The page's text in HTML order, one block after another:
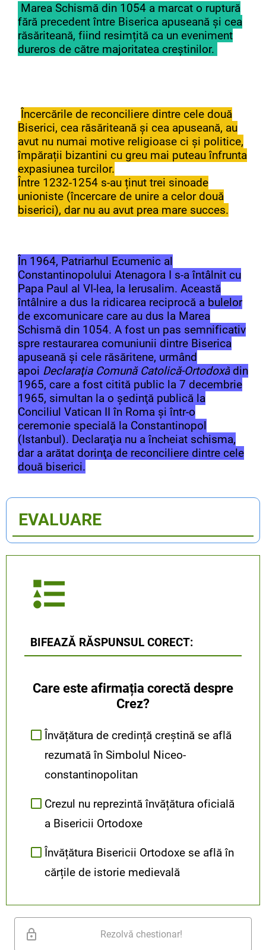
Marea Schismă din 1054 a marcat o ruptură
fără precedent între Biserica apuseană și cea
răsăriteană, fiind resimțită ca un eveniment
dureros de către majoritatea creștinilor.
Încercările de reconciliere dintre cele două
Biserici, cea răsăriteană și cea apuseană, au
avut nu numai motive religioase ci și politice,
împărații bizantini cu greu mai puteau înfrunta
expasiunea turcilor.
Între 1232-1254 s-au ținut trei sinoade
unioniste (încercare de unire a celor două
biserici), dar nu au avut prea mare succes.
În 1964, Patriarhul Ecumenic al
Constantinopolului Atenagora I s-a întâlnit cu
Papa Paul al VI-lea, la Ierusalim. Această
întâlnire a dus la ridicarea reciprocă a bulelor
de excomunicare care au dus la Marea
Schismă din 1054. A fost un pas semnificativ
spre restaurarea comuniunii dintre Biserica
apuseană și cele răsăritene, urmând
apoi Declaraţia Comună Catolică-Ortodoxă din
1965, care a fost citită public la 7 decembrie
1965, simultan la o şedinţă publică la
Conciliul Vatican II în Roma şi într-o
ceremonie specială la Constantinopol
(Istanbul). Declaraţia nu a încheiat schisma,
dar a arătat dorinţa de reconciliere dintre cele
două biserici.
EVALUARE
BIFEAZĂ RĂSPUNSUL CORECT:
Care este afirmația corectă despre
Crez?
Învățătura de credință creștină se află
rezumată în Simbolul Niceo-
constantinopolitan
Crezul nu reprezintă învățătura oficială
a Bisericii Ortodoxe
Învățătura Bisericii Ortodoxe se află în
cărțile de istorie medievală
Rezolvă chestionar!